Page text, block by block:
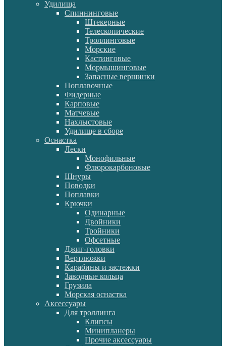
Удилища
Спиннинговые
Штекерные
Телескопические
Троллинговые
Морские
Кастинговые
Мормышинговые
Запасные вершинки
Поплавочные
Фидерные
Карповые
Матчевые
Нахлыстовые
Удилище в сборе
Оснастка
Лески
Монофильные
Флюрокарбоновые
Шнуры
Поводки
Поплавки
Крючки
Одинарные
Двойники
Тройники
Офсетные
Джиг-головки
Вертлюжки
Карабины и застежки
Заводные кольца
Грузила
Морская оснастка
Аксессуары
Для троллинга
Клипсы
Минипланеры
Прочие аксессуары